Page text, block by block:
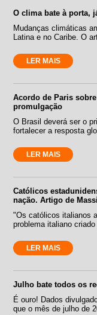
O clima bate à porta,
Mudanças climáticas
Latina e no Caribe. O
LER MAIS
Acordo de Paris
promulgação
O Brasil deverá ser o
fortalecer a resposta
LER MAIS
Católicos
nação. Artigo de
"Os católicos italianos
problema italiano
LER MAIS
Julho bate todos os
É ouro! Dados
que o mês de julho de